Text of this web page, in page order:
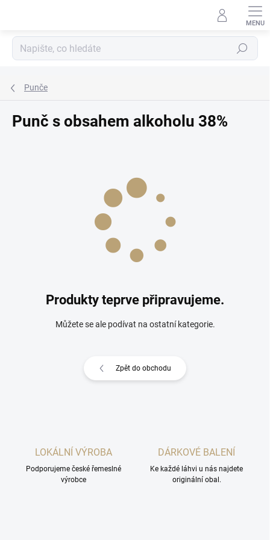
Hledat
Punče
Punč s obsahem alkoholu 38%
Produkty teprve připravujeme.
Můžete se ale podívat na ostatní kategorie.
Zpět do obchodu
LOKÁLNÍ VÝROBA
Podporujeme české řemeslné
výrobce
DÁRKOVÉ BALENÍ
Ke každé láhvi u nás najdete
originální obal.